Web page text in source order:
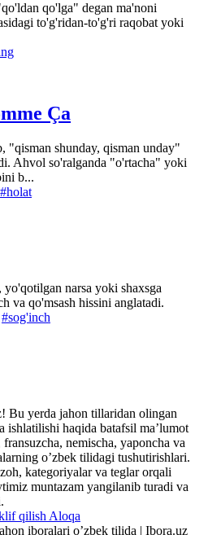
qo'lga" degan ma'noni
to'g'ridan-to'g'ri raqobat yoki
Ça
"qisman shunday, qisman unday"
Ahvol so'ralganda "o'rtacha" yoki
b...
#holat
narsa yoki shaxsga
va qo'msash hissini anglatadi.
#sog'inch
Bu yerda jahon tillaridan olingan
ishlatilishi haqida batafsil maʼlumot
nemischa, yaponcha va
oʼzbek tilidagi tushutirishlari.
kategoriyalar va teglar orqali
muntazam yangilanib turadi va
qilish Aloqa
iboralari oʼzbek tilida | Ibora.uz